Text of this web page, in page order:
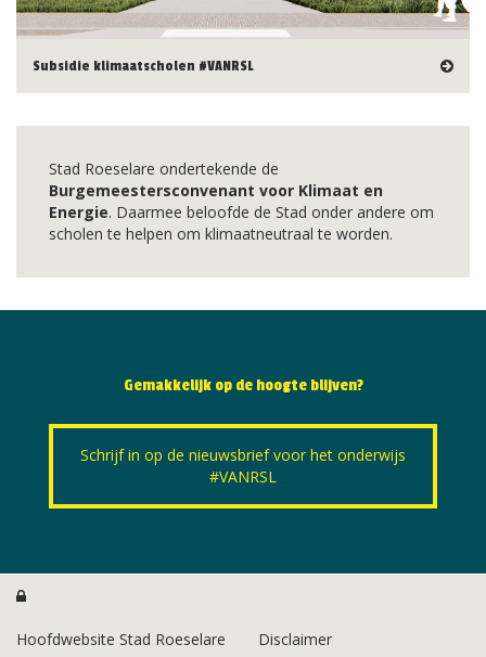
Subsidie klimaatscholen #VANRSL
Stad Roeselare ondertekende de
Burgemeestersconvenant voor Klimaat en
Energie. Daarmee beloofde de Stad onder andere om
scholen te helpen om klimaatneutraal te worden.
Gemakkelijk op de hoogte blijven?
Schrijf in op de nieuwsbrief voor het onderwijs
#VANRSL

Hoofdwebsite Stad Roeselare Disclaimer